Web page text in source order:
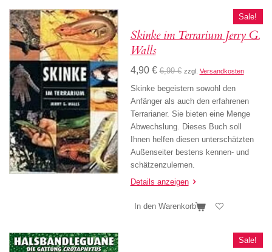
Sale!
Skinke im Terrarium Jerry G.
Walls
4,90 € 6,99 € zzgl. Versandkosten
Skinke begeistern sowohl den
Anfänger als auch den erfahrenen
Terrarianer. Sie bieten eine Menge
Abwechslung. Dieses Buch soll
Ihnen helfen diesen unterschätzten
Außenseiter bestens kennen- und
schätzenzulernen.
Details anzeigen
In den Warenkorb
Sale!